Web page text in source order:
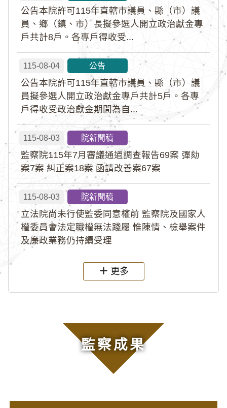
公告本院許可115年直轄市議員、縣（市）議
員、鄉（鎮、市）長擬參選人開立政治獻金專
戶共計8戶。各專戶得收受...
115-08-04 公告
公告本院許可115年直轄市議員、縣（市）議
員擬參選人開立政治獻金專戶共計5戶。各專
戶得收受政治獻金期間為自...
115-08-03 院新聞稿
監察院115年7月審議通過調查報告69案 彈劾
案7案 糾正案18案 函請改善案67案
115-08-03 院新聞稿
立法院尚未行使監委同意權前 監察院及國家人
權委員會法定職權無法踐履 惟陳情、檢舉案件
及廉政業務仍持續受理
更多
監察成果